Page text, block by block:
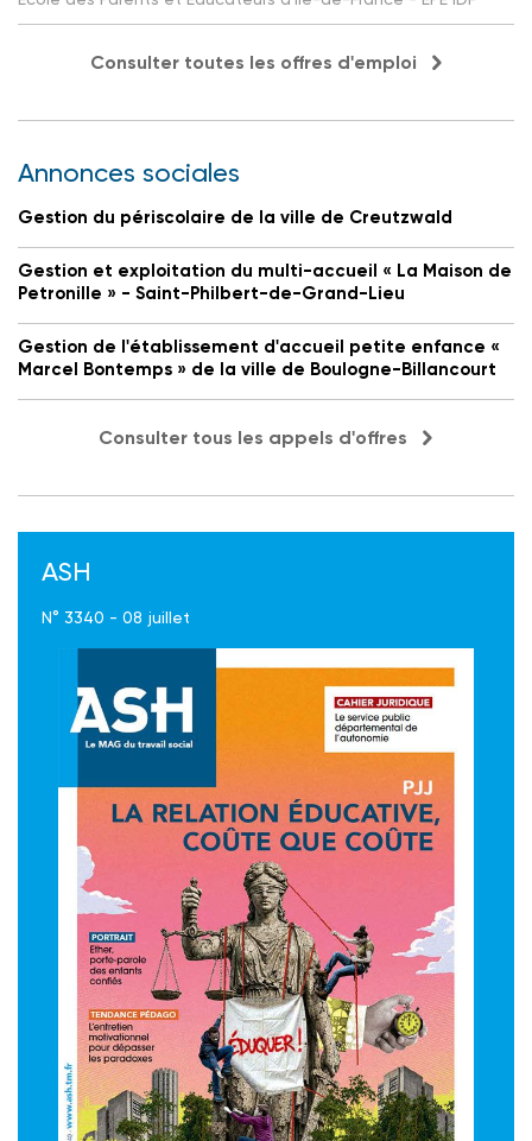
Consulter toutes les offres d'emploi
Annonces sociales
Gestion du périscolaire de la ville de Creutzwald
Gestion et exploitation du multi-accueil « La Maison de
Petronille » - Saint-Philbert-de-Grand-Lieu
Gestion de l'établissement d'accueil petite enfance «
Marcel Bontemps » de la ville de Boulogne-Billancourt
Consulter tous les appels d'offres
ASH
N° 3340 - 08 juillet